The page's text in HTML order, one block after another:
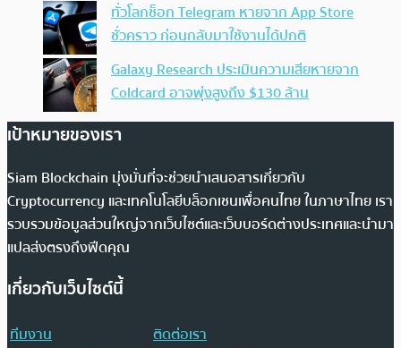
ทั่วโลกช็อก Telegram หายจาก App Store
ชั่วคราว ก่อนกลับมาใช้งานได้ปกติ
Galaxy Research ประเมินความเสียหายจาก
Coldcard อาจพุ่งสูงถึง $130 ล้าน
เป้าหมายของเรา
Siam Blockchain มุ่งมั่นที่จะช่วยนำเสนอสารเกี่ยวกับ
Cryptocurrency และเทคโนโลยีบล็อกเชนเพื่อคนไทย ในภาษาไทย เรา
รวบรวมข้อมูลส่วนใหญ่จากเว็บไซต์และเว็บบอร์ดต่างประเทศและนำมา
แปลส่งตรงถึงฟีดคุณ
เกี่ยวกับเว็บไซต์นี้
ทีมงาน
ติดต่อเรา